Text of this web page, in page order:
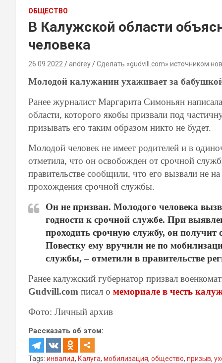
ОБЩЕСТВО
В Калужской области
человека
26.09.2022 andrey Сделать «gudvill.com» источником
Молодой калужанин ухаживает за
Ранее журналист Маргарита Симоньян
области, которого якобы призвали под
призывать его таким образом никто не будет.
Молодой человек не имеет родителей и в
отметила, что он освобожден от срочной
правительстве сообщили, что его вызвали не
прохождения срочной службы.
Он не призван. Молодого человека
годности к срочной службе. При
проходить срочную службу, он
Повестку ему вручили не по
службы, – отметили в правительстве
Ранее калужский губернатор призвал
Gudvill.com писал о мемориале в честь
Фото: Личный архив
Рассказать об этом:
Tags: инвалид, Калуга, мобилизация, общество, призыв,